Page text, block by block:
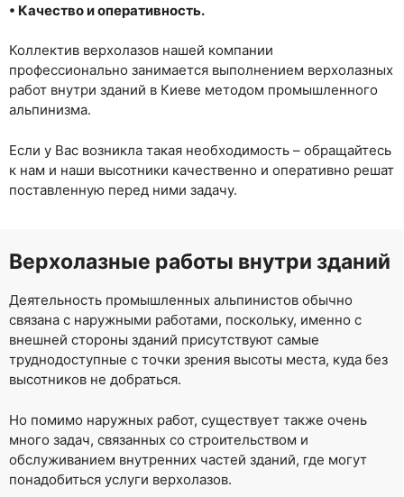
• Качество и оперативность.
Коллектив верхолазов нашей компании
профессионально занимается выполнением верхолазных
работ внутри зданий в Киеве методом промышленного
альпинизма.
Если у Вас возникла такая необходимость – обращайтесь
к нам и наши высотники качественно и оперативно решат
поставленную перед ними задачу.
Верхолазные работы внутри зданий
Деятельность промышленных альпинистов обычно
связана с наружными работами, поскольку, именно с
внешней стороны зданий присутствуют самые
труднодоступные с точки зрения высоты места, куда без
высотников не добраться.
Но помимо наружных работ, существует также очень
много задач, связанных со строительством и
обслуживанием внутренних частей зданий, где могут
понадобиться услуги верхолазов.